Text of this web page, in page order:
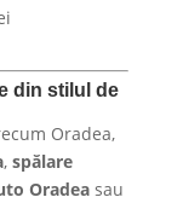
din stilul de
Oradea,
, spălare
Oradeasau